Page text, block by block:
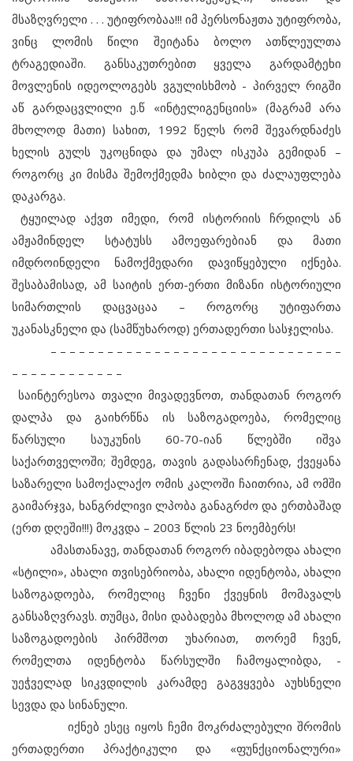
მსაზღვრელი . . . უტიფრობაა!!! იმ პერსონაჟთა უტიფრობა,
ვინც ლომის წილი შეიტანა ბოლო ათწლეულთა
ტრაგედიაში. განსაკუთრებით ყველა გარდამტეხი
მოვლენის იდეოლოგებს ვგულისხმობ - პირველ რიგში
აწ გარდაცვლილი ე.წ «ინტელიგენციის» (მაგრამ არა
მხოლოდ მათი) სახით, 1992 წელს რომ შევარდნაძეს
ხელის გულს უკოცნიდა და უმალ ისკუპა გემიდან –
როგორც კი მისმა შემოქმედმა ხიბლი და ძალაუფლება
დაკარგა.
ტყუილად აქვთ იმედი, რომ ისტორიის ჩრდილს ან
ამჟამინდელ სტატუსს ამოეფარებიან და მათი
იმდროინდელი ნამოქმედარი დავიწყებული იქნება.
შესაბამისად, ამ საიტის ერთ-ერთი მიზანი ისტორიული
სიმართლის დაცვაცაა – როგორც უტიფართა
უკანასკნელი და (სამწუხაროდ) ერთადერთი სასჯელისა.
– – – – – – – – – – – – – – – – – – – – – – – – – – – – – – –
– – – – – – – – – – – –
საინტერესოა თვალი მივადევნოთ, თანდათან როგორ
დალპა და გაიხრწნა ის საზოგადოება, რომელიც
წარსული საუკუნის 60-70-იან წლებში იშვა
საქართველოში; შემდეგ, თავის გადასარჩენად, ქვეყანა
საზარელი სამოქალაქო ომის კალოში ჩაითრია, ამ ომში
გაიმარჯვა, ხანგრძლივი ლპობა განაგრძო და ერთბაშად
(ერთ დღეში!!!) მოკვდა – 2003 წლის 23 ნოემბერს!
ამასთანავე, თანდათან როგორ იბადებოდა ახალი
«სტილი», ახალი თვისებრიობა, ახალი იდენტობა, ახალი
საზოგადოება, რომელიც ჩვენი ქვეყნის მომავალს
განსაზღვრავს. თუმცა, მისი დაბადება მხოლოდ ამ ახალი
საზოგადოების პირმშოთ უხარიათ, თორემ ჩვენ,
რომელთა იდენტობა წარსულში ჩამოყალიბდა, -
უეჭველად სიკვდილის კარამდე გაგვყვება აუხსნელი
სევდა და სინანული.
იქნებ ესეც იყოს ჩემი მოკრძალებული შრომის
ერთადერთი პრაქტიკული და «ფუნქციონალური»